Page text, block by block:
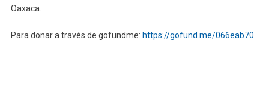
Oaxaca.
Para donar a través de gofundme: https://gofund.me/066eab70